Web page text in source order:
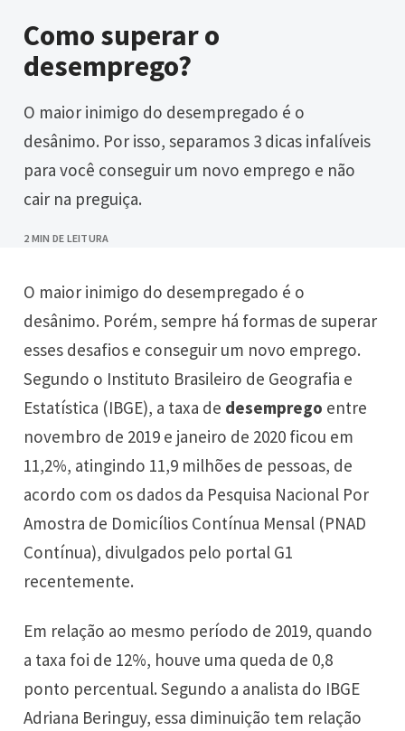
Como superar o
desemprego?
O maior inimigo do desempregado é o
desânimo. Por isso, separamos 3 dicas infalíveis
para você conseguir um novo emprego e não
cair na preguiça.
2 MIN DE LEITURA
O maior inimigo do desempregado é o
desânimo. Porém, sempre há formas de superar
esses desafios e conseguir um novo emprego.
Segundo o Instituto Brasileiro de Geografia e
Estatística (IBGE), a taxa de desemprego entre
novembro de 2019 e janeiro de 2020 ficou em
11,2%, atingindo 11,9 milhões de pessoas, de
acordo com os dados da Pesquisa Nacional Por
Amostra de Domicílios Contínua Mensal (PNAD
Contínua), divulgados pelo portal G1
recentemente.
Em relação ao mesmo período de 2019, quando
a taxa foi de 12%, houve uma queda de 0,8
ponto percentual. Segundo a analista do IBGE
Adriana Beringuy, essa diminuição tem relação